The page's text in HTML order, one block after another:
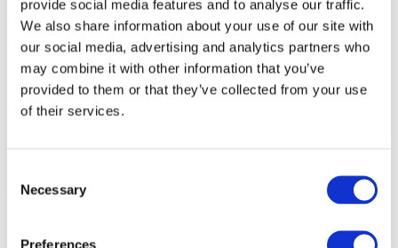
provide social media features and to analyse our traffic.
We also share information about your use of our site with
our social media, advertising and analytics partners who
may combine it with other information that you’ve
provided to them or that they’ve collected from your use
of their services.
Selection
Necessary
Preferences
wiens oprechte popmuziek de hitlijsten en sociale media
verovert.
KOLA . De belangrijkste stem van emoties in de
moderne scene, wiens emotionele ballades door elke
Oekraïner worden herkend.
SHUMEI . Charismatische artiest met een krachtige
stem, die elk nummer verandert in een energieke
explosie.
22.08 | Zaterdag
MAX BARSKIH
. Artiest van wereldklasse en de